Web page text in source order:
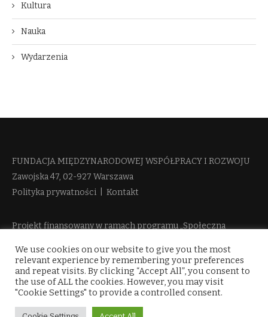
Kultura
Nauka
Wydarzenia
FUNDACJA MIĘDZYNARODOWEJ WSPÓŁPRACY I ROZWOJU​
Zawojska 47, 02-927 Warszawa
Polityka prywatności
Kontakt
Projekt finansowany w ramach programu „Społeczna
więcej informacji
We use cookies on our website to give you the most
relevant experience by remembering your preferences
and repeat visits. By clicking “Accept All”, you consent to
the use of ALL the cookies. However, you may visit
"Cookie Settings" to provide a controlled consent.